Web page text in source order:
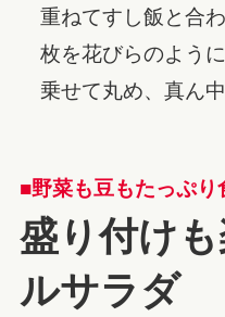
重ねてすし飯と合
枚を花びらのよう
乗せて丸め、真ん
■野菜も豆もたっぷり
盛り付け
ルサラダ